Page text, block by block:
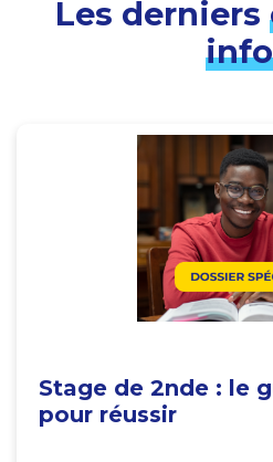
Les derniers
Stage de 2nde : le
pour réussir